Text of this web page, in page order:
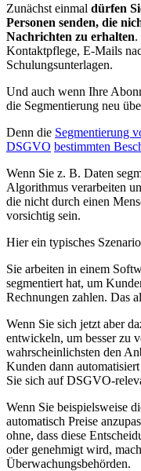
Zunächst einmal dürfen
Personen senden, die
Nachrichten zu erhalten.
Kontaktpflege, E-Mails
Schulungsunterlagen.
Und auch wenn Ihre
die Segmentierung neu
Denn die Segmentierung
DSGVO bestimmten
Wenn Sie z. B. Daten
Algorithmus verarbeiten
die nicht durch einen
vorsichtig sein.
Hier ein typisches
Sie arbeiten in einem
segmentiert hat, um
Rechnungen zahlen. Das
Wenn Sie sich jetzt aber
entwickeln, um besser zu
wahrscheinlichsten den
Kunden dann
Sie sich auf DSGVO-
Wenn Sie beispielsweise
automatisch Preise
ohne, dass diese
oder genehmigt wird,
Überwachungsbehörden.